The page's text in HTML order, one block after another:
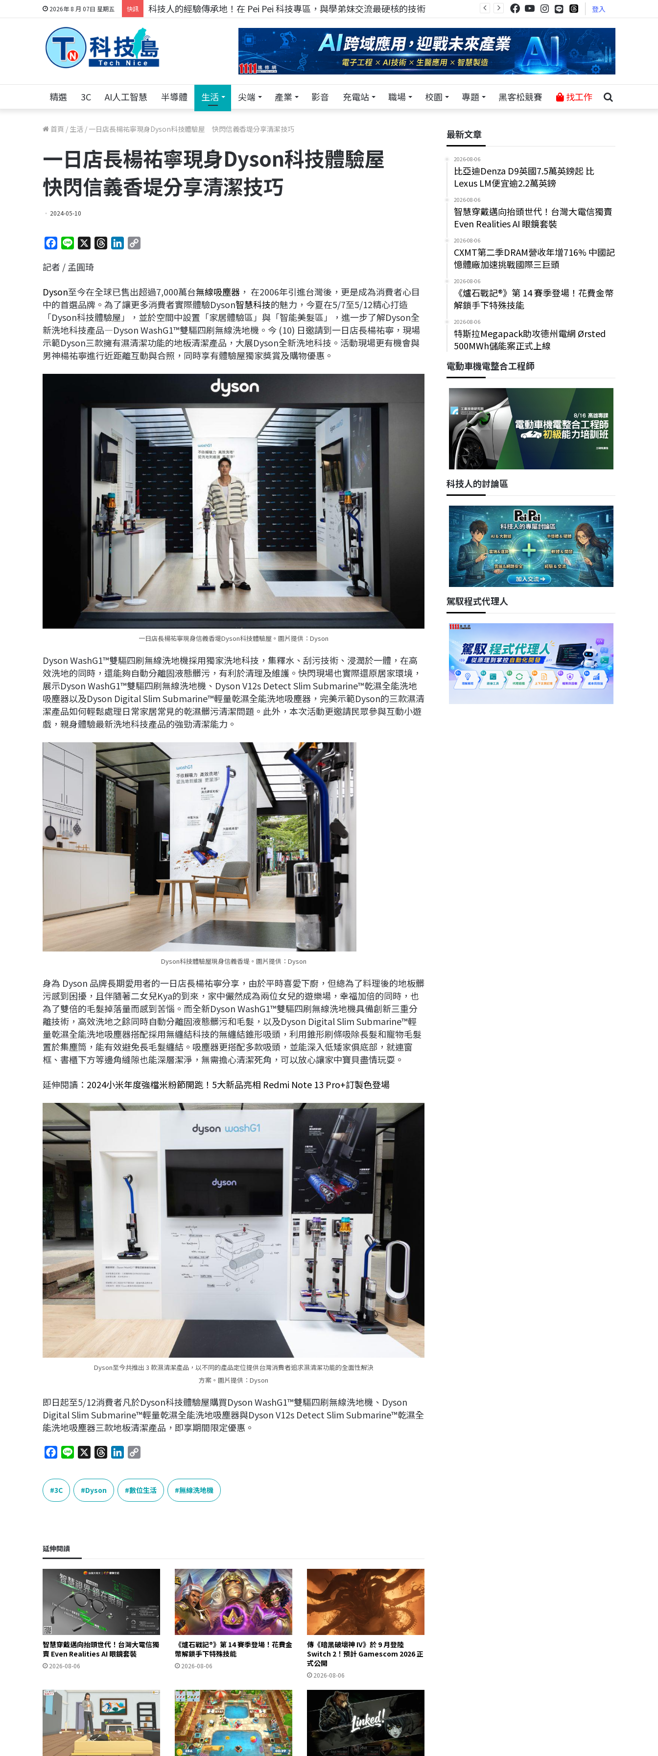
2026年 8 月 07日 星期五 快訊 科技人的經驗傳承地！在 Pei Pei 科技專區，與學弟妹交流最硬核的技術 登入
精選 3C AI人工智慧 半導體 生活 尖端 產業 影音 充電站 職場 校園 專題 黑客松競賽 找工作
首頁 / 生活 / 一日店長楊祐寧現身Dyson科技體驗屋 快閃信義香堤分享清潔技巧
一日店長楊祐寧現身Dyson科技體驗屋
快閃信義香堤分享清潔技巧
2024-05-10
c
b
o
o
k
n
a
d
s
e
d
I
n
L
i
n
k
記者 / 孟圓琦
Dyson至今在全球已售出超過7,000萬台無線吸塵器 ， 在2006年引進台灣後，更是成為消費者心目
中的首選品牌。為了讓更多消費者實際體驗Dyson智慧科技的魅力，今夏在5/7至5/12精心打造
「Dyson科技體驗屋」，並於空間中設置「家居體驗區」與「智能美髮區」，進一步了解Dyson全
新洗地科技產品—Dyson WashG1™雙驅四刷無線洗地機。今 (10) 日邀請到一日店長楊祐寧，現場
示範Dyson三款擁有濕清潔功能的地板清潔產品，大展Dyson全新洗地科技。活動現場更有機會與
男神楊祐寧進行近距離互動與合照，同時享有體驗屋獨家獎賞及購物優惠。
一日店長楊祐寧現身信義香堤Dyson科技體驗屋。圖片提供：Dyson
Dyson WashG1™雙驅四刷無線洗地機採用獨家洗地科技，集釋水、刮污技術、浸潤於一體，在高
效洗地的同時，還能夠自動分離固液態髒污，有利於清理及維護。快閃現場也實際還原居家環境，
展示Dyson WashG1™雙驅四刷無線洗地機、Dyson V12s Detect Slim Submarine™乾濕全能洗地
吸塵器以及Dyson Digital Slim Submarine™輕量乾濕全能洗地吸塵器，完美示範Dyson的三款濕清
潔產品如何輕鬆處理日常家居常見的乾濕髒污清潔問題。此外，本次活動更邀請民眾參與互動小遊
戲，親身體驗最新洗地科技產品的強勁清潔能力。
Dyson科技體驗屋現身信義香堤。圖片提供：Dyson
身為 Dyson 品牌長期愛用者的一日店長楊祐寧分享，由於平時喜愛下廚，但總為了料理後的地板髒
污感到困擾，且伴隨著二女兒Kya的到來，家中儼然成為兩位女兒的遊樂場，幸福加倍的同時，也
為了雙倍的毛髮掉落量而感到苦惱。而全新Dyson WashG1™雙驅四刷無線洗地機具備創新三重分
離技術，高效洗地之餘同時自動分離固液態髒污和毛髮，以及Dyson Digital Slim Submarine™輕
量乾濕全能洗地吸塵器搭配採用無纏結科技的無纏結錐形吸頭，利用錐形刷條吸除長髮和寵物毛髮
置於集塵筒，能有效避免長毛髮纏結。吸塵器更搭配多款吸頭，並能深入低矮家俱底部，就連窗
框、書櫃下方等邊角縫隙也能深層潔淨，無需擔心清潔死角，可以放心讓家中寶貝盡情玩耍。
延伸閱讀： 2024小米年度強檔米粉節開跑！5大新品亮相 Redmi Note 13 Pro+訂製色登場
Dyson至今共推出 3 款濕清潔產品，以不同的產品定位提供台灣消費者追求濕清潔功能的全面性解決
方案。圖片提供：Dyson
即日起至5/12消費者凡於Dyson科技體驗屋購買Dyson WashG1™雙驅四刷無線洗地機、Dyson
Digital Slim Submarine™輕量乾濕全能洗地吸塵器與Dyson V12s Detect Slim Submarine™乾濕全
能洗地吸塵器三款地板清潔產品，即享期間限定優惠。
c
e
b
e
r
a
n
k
e
p
y
L
3C Dyson 數位生活 無線洗地機
延伸閱讀
智慧穿戴邁向抬頭世代！台灣大電信獨
賣 Even Realities AI 眼鏡套裝
2026-08-06
《爐石戰記®》第 14 賽季登場！花費金
幣解鎖手下特殊技能
2026-08-06
傳《暗黑破壞神 IV》於 9 月登陸
Switch 2！預計 Gamescom 2026 正
式公開
2026-08-06
最新文章
2026-08-06
比亞迪Denza D9英國7.5萬英鎊起 比
Lexus LM便宜逾2.2萬英鎊
2026-08-06
智慧穿戴邁向抬頭世代！台灣大電信獨賣
Even Realities AI 眼鏡套裝
2026-08-06
CXMT第二季DRAM營收年增716% 中國記
憶體廠加速挑戰國際三巨頭
2026-08-06
《爐石戰記®》第 14 賽季登場！花費金幣
解鎖手下特殊技能
2026-08-06
特斯拉Megapack助攻德州電網 Ørsted
500MWh儲能案正式上線
電動車機電整合工程師
科技人的討論區
駕馭程式代理人